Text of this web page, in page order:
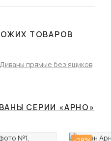
ТОВАРОВ
Диваны прямые без ящиков
СЕРИИ «АРНО»